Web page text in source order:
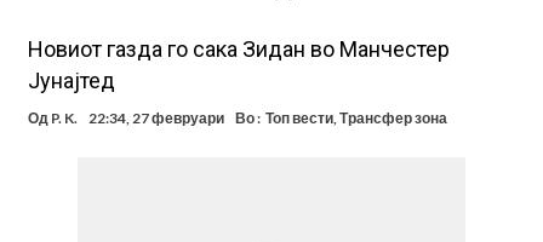
Арсенал и Њукасл веќе се договорија, Гимарејш заминува
АРСЕНАЛ ГО ЛАДИ ШАМПАЊОТ: Винисиус на праг на Лондон!
Познат е следниот клуб на Душан Влаховиќ!
Новиот газда го сака Зидан во Манчестер
Јунајтед
Од P. K. 22:34, 27 февруари Во : Топ вести, Трансфер зона